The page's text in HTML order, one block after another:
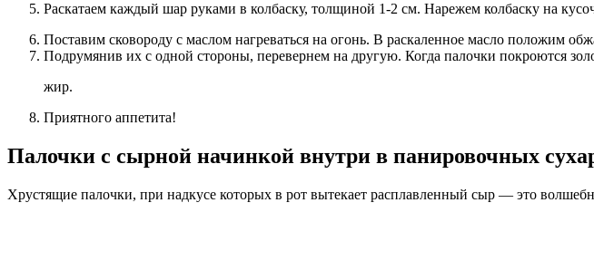
Раскатаем каждый шар руками в колбаску, толщиной 1-2 см. Нарежем колбаску на
Поставим сковороду с маслом нагреваться на огонь. В раскаленное масло положим
Подрумянив их с одной стороны, перевернем на другую. Когда палочки покроются
жир.
Приятного аппетита!
Палочки с сырной начинкой внутри в панировочных
Хрустящие палочки, при надкусе которых в рот вытекает расплавленный сыр — это